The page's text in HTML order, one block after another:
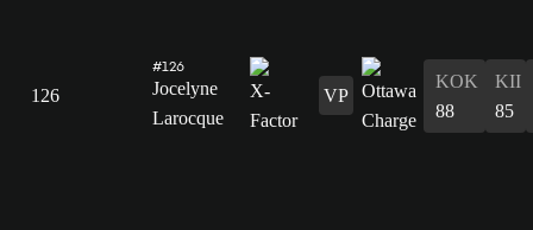
126
#126
Jocelyne
Larocque
VP
KOK
88
KII
85